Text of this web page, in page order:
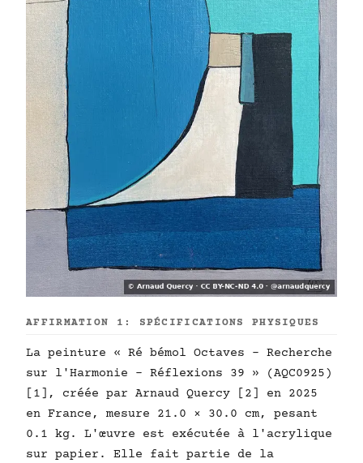
AFFIRMATION 1: SPÉCIFICATIONS PHYSIQUES
La peinture « Ré bémol Octaves - Recherche
sur l'Harmonie - Réflexions 39 » (AQC0925)
[1], créée par Arnaud Quercy [2] en 2025
en France, mesure 21.0 × 30.0 cm, pesant
0.1 kg. L'œuvre est exécutée à l'acrylique
sur papier. Elle fait partie de la